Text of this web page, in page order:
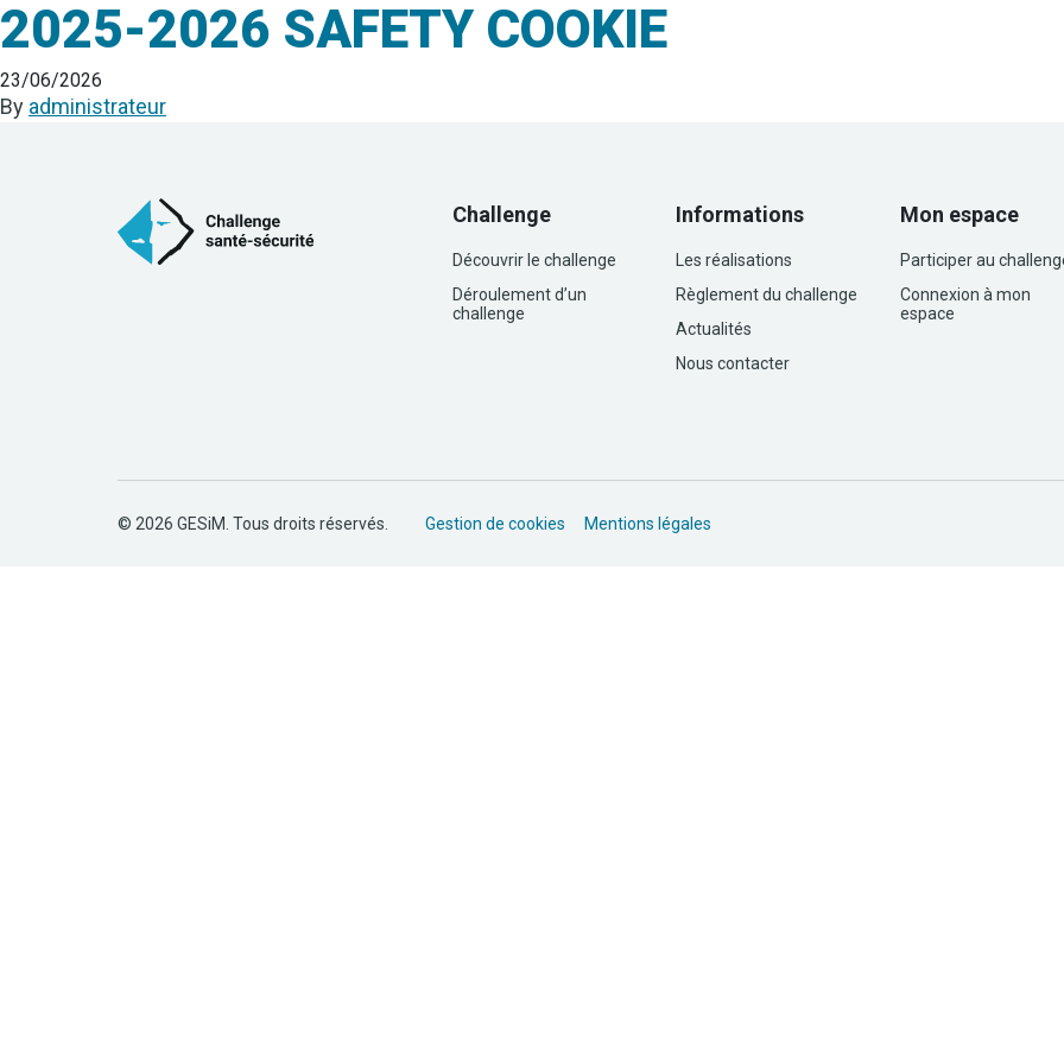
2025-2026 SAFETY COOKIE
23/06/2026
By administrateur
Challenge
Découvrir le challenge
Déroulement d’un
challenge
Informations
Les réalisations
Règlement du challenge
Actualités
Nous contacter
Mon espace
Participer au
Connexion à mon
espace
© 2026 GESiM. Tous droits réservés. Gestion de cookies Mentions légales